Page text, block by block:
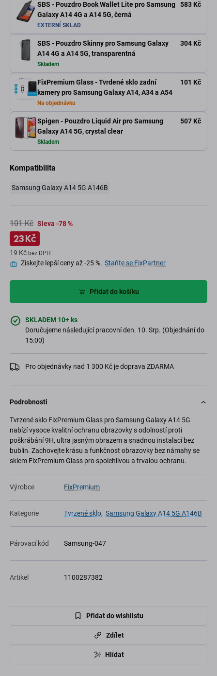
SBS - Pouzdro Book Wallet Lite pro Samsung
Galaxy A14 4G a A14 5G, černá
583 Kč
EXTERNÍ SKLAD
SBS - Pouzdro Skinny pro Samsung Galaxy
A14 4G a A14 5G, transparentná
304 Kč
Skladem
FixPremium Glass - Tvrdené sklo zadní
kamery pro Samsung Galaxy A14, A34 a A54
101 Kč
Na objednávku
Spigen - Pouzdro Liquid Air pro Samsung
Galaxy A14 5G, crystal clear
507 Kč
Skladem
Kompatibilita
Samsung Galaxy A14 5G A146B
101 Kč Sleva -78 %
23 Kč
19 Kč bez DPH
Získejte lepší ceny až -25 %. Staňte se FixPartner
Přidat do košíku
SKLADEM 10+ ks
Doručujeme následující pracovní den. 10. Srp. (Objednání do
15:00)
Pro objednávky nad 1 300 Kč je doprava ZDARMA
Podrobnosti
Tvrzené sklo FixPremium Glass pro Samsung Galaxy A14 5G
nabízí vysoce kvalitní ochranu obrazovky s odolností proti
poškrábání 9H, ultra jasným obrazem a snadnou instalací bez
bublin. Zachovejte krásu a funkčnost obrazovky bez námahy se
sklem FixPremium Glass pro spolehlivou a trvalou ochranu.
Výrobce FixPremium
Kategorie Tvrzené sklo, Samsung Galaxy A14 5G A146B
Párovací kód Samsung-047
Artikel 1100287382
Přidat do wishlistu
Zdílet
Hlídat